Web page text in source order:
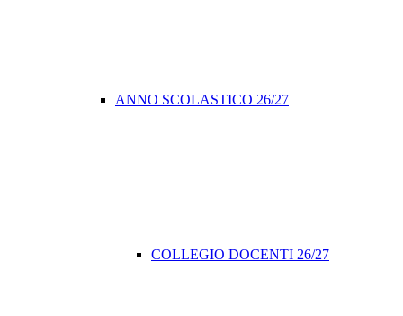
ANNO SCOLASTICO 26/27
COLLEGIO DOCENTI 26/27